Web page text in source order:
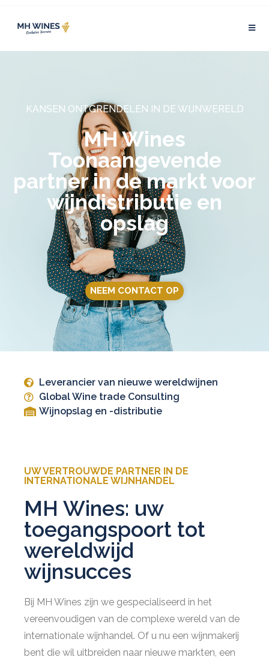
KANSEN ONTGRENDELEN IN DE WIJNWERELD
MH Wines
Toonaangevende
partner in de markt voor
wijndistributie en
opslag
NEEM CONTACT OP
Leverancier van nieuwe wereldwijnen
Global Wine trade Consulting
Wijnopslag en -distributie
UW VERTROUWDE PARTNER IN DE
INTERNATIONALE WIJNHANDEL
MH Wines: uw
toegangspoort tot
wereldwijd
wijnsucces
Bij MH Wines zijn we gespecialiseerd in het
vereenvoudigen van de complexe wereld van de
internationale wijnhandel. Of u nu een wijnmakerij
bent die wil uitbreiden naar nieuwe markten, een